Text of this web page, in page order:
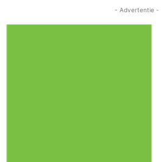
- Advertentie -